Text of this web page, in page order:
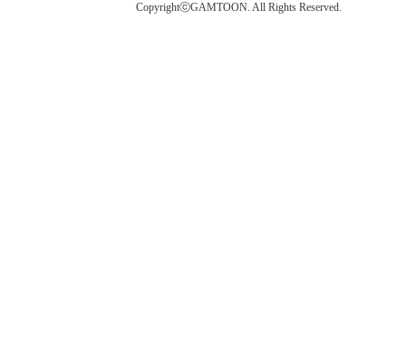
CopyrightⓒGAMTOON. All Rights Reserved.